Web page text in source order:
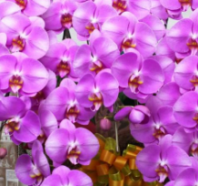
胡蝶蘭